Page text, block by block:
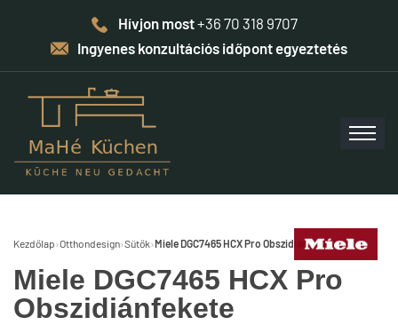
Hívjon most+36 70 318 9707
Ingyenes konzultációs időpont egyeztetés
Kezdőlap›Otthondesign›Sütők›Miele DGC7465 HCX Pro Obszidiánfekete
Miele DGC7465 HCX Pro
Obszidiánfekete